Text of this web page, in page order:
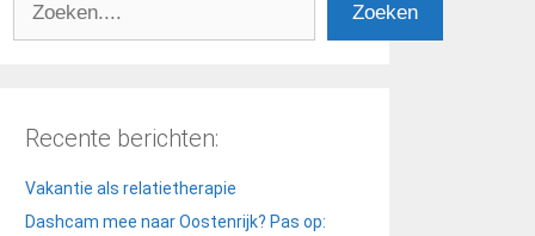
Zoeken
Recente berichten:
Vakantie als relatietherapie
Dashcam mee naar Oostenrijk? Pas op: